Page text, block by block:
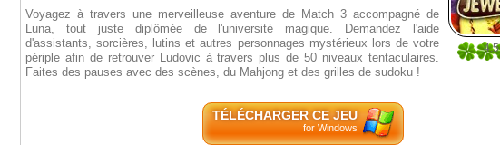
4.5
Voyagez à travers une merveilleuse aventure de Match 3 accompagné de
Luna, tout juste diplômée de l'université magique. Demandez l'aide
d'assistants, sorcières, lutins et autres personnages mystérieux lors de votre
périple afin de retrouver Ludovic à travers plus de 50 niveaux tentaculaires.
Faites des pauses avec des scènes, du Mahjong et des grilles de sudoku !
TÉLÉCHARGER CE JEU
for Windows